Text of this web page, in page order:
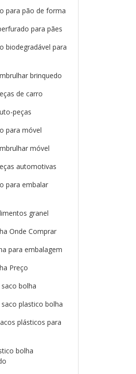
para pão de forma
para pães
biodegradável para
brinquedo
de carro
peças
para móvel
móvel
automotivas
para embalar
granel
Onde Comprar
para embalagem
Preço
bolha
plastico bolha
plásticos para
bolha